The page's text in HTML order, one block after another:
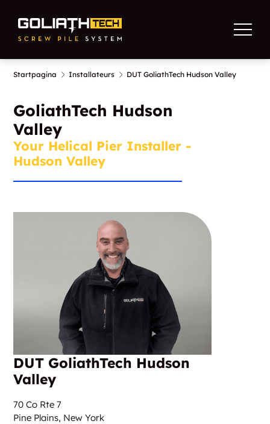
Startpagina Installateurs DUT GoliathTech Hudson Valley
GoliathTech Hudson
Valley
Your Helical Pier Installer -
Hudson Valley
DUT GoliathTech Hudson
Valley
70 Co Rte 7
Pine Plains, New York